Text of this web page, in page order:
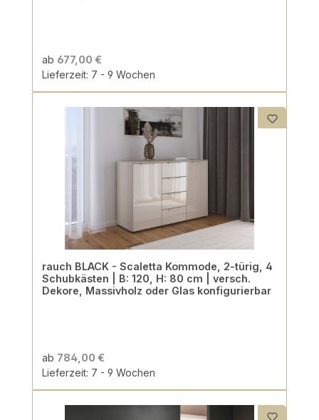
ab 677,00 €
Lieferzeit: 7 - 9 Wochen
rauch BLACK - Scaletta Kommode, 2-türig, 4
Schubkästen | B: 120, H: 80 cm | versch.
Dekore, Massivholz oder Glas konfigurierbar
ab 784,00 €
Lieferzeit: 7 - 9 Wochen